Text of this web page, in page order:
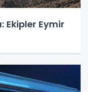
Ekipler Eymir